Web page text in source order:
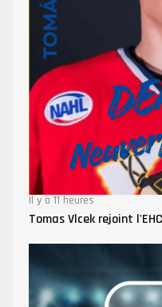
Il y a 11 heures
Tomas Vlcek rejoint